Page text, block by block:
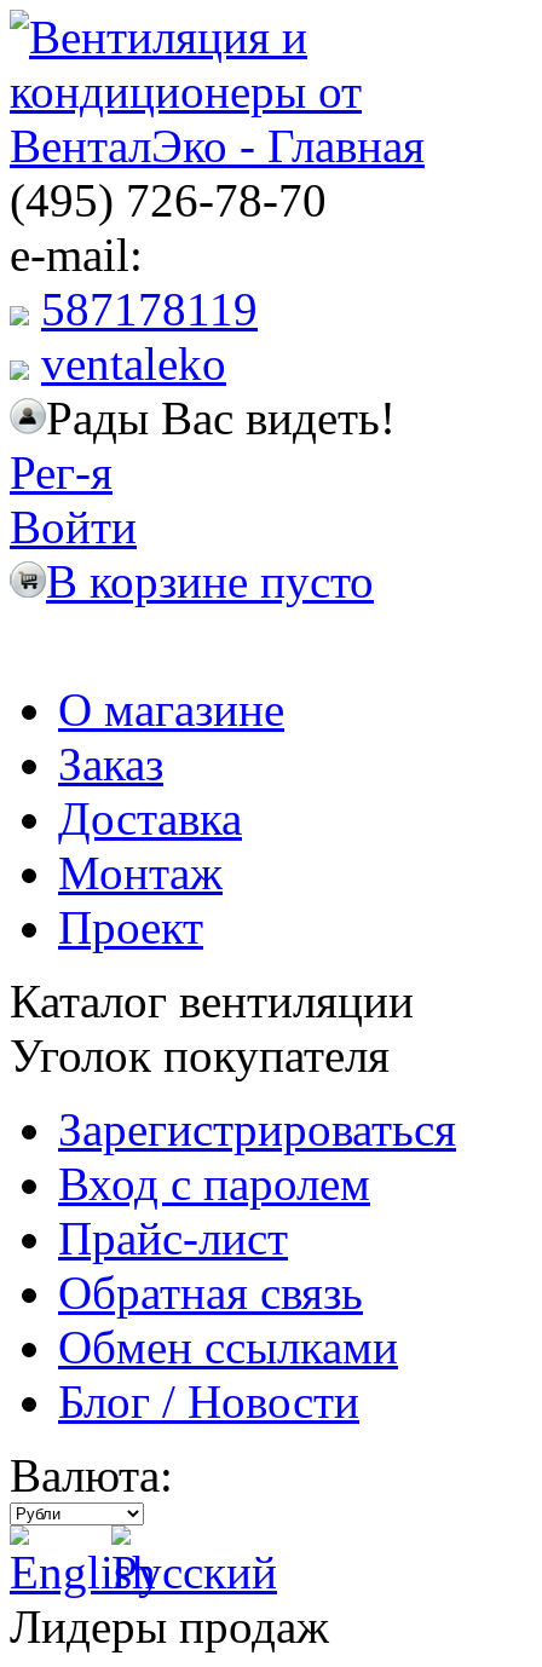
(495) 726-78-70
e-mail:
587178119
ventaleko
Рады Вас видеть!
Рег-я
Войти
В корзине пусто
О магазине
Заказ
Доставка
Монтаж
Проект
Каталог вентиляции
Уголок покупателя
Зарегистрироваться
Вход с паролем
Прайс-лист
Обратная связь
Обмен ссылками
Блог / Новости
Валюта:
Лидеры продаж